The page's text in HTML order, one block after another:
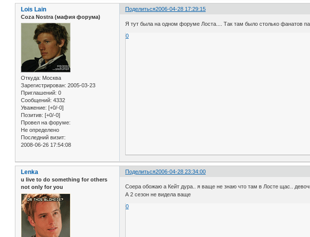
Поделиться2006-04-28 17:29:15
Lois Lain
Coza Nostra (мафия форума)
Откуда: Москва
Зарегистрирован: 2005-03-23
Приглашений: 0
Сообщений: 4332
Уважение: [+0/-0]
Позитив: [+0/-0]
Провел на форуме:
Не определено
Последний визит:
2008-06-26 17:54:08
Я тут была на одном форуме Лоста.... Так там было столько фанатов
0
Поделиться2006-04-28 23:34:00
Lenka
u live to do something for others
not only for you
Соера обожаю а Кейт дура.. я ваще не знаю что там в Лосте щас..
А 2 сезон не видела ваще
0